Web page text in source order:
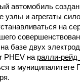
автомобиль
узлы и агрегаты
на
базе двух
PHEV на ралли-рейд
в муниципалитете